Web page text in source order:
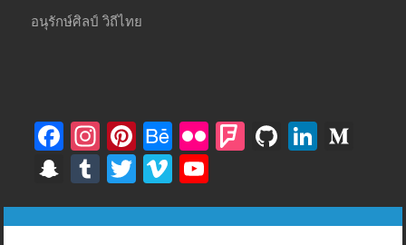
อนุรักษ์ศิลป์ วิถีไทย
F
ac
e
b
In
st
a
gr
Pi
nt
er
e
B
e
h
a
Fli F
rs
Gi
u
Li
e u
S
n
a
T
u
m
T
w
itt
Vi
m
e
o
u